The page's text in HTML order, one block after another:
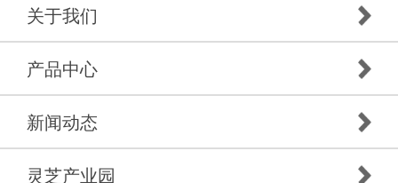
关于我们
产品中心
新闻动态
灵芝产业园